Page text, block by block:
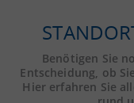
Benötigen Sie
Entscheidung, ob
Hier erfahren Sie